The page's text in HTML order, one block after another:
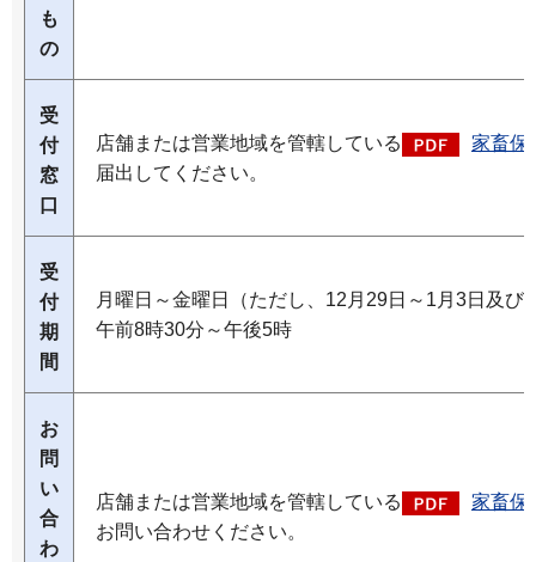
も
の
受
付
窓
口
店舗または営業地域を管轄している
家畜保
届出してください。
受
付
期
間
月曜日～金曜日（ただし、12月29日～1月3日及び
午前8時30分～午後5時
お
問
い
合
わ
店舗または営業地域を管轄している
家畜保
お問い合わせください。